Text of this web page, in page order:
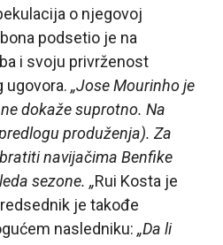
o njegovoj
podsetio je na
i svoju privrženost
ugovora. „Jose Mourinho je
dokaže suprotno. Na
produženja). Za
navijačima Benfike
sezone. „Rui Kosta je
je takođe
nasledniku: „Da li